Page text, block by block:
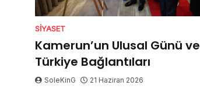
SIYASET
Kamerun’un Ulusal Günü ve
Türkiye Bağlantıları
SoleKinG 21 Haziran 2026